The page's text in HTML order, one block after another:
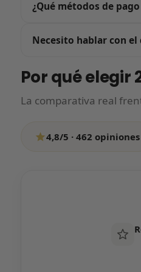
cada caja con una funda
¿Qué métodos de
Google Pay, Bizum,
Necesito hablar con
si tardamos un poco más
Escríbenos por
Todos los días de 12:00 a 20:00
Por qué elegir
La comparativa real
4,8/5 · 462 opiniones